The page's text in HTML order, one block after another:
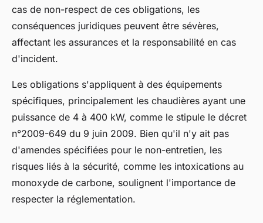
cas de non-respect de ces obligations, les
conséquences juridiques peuvent être sévères,
affectant les assurances et la responsabilité en cas
d'incident.
Les obligations s'appliquent à des équipements
spécifiques, principalement les chaudières ayant une
puissance de 4 à 400 kW, comme le stipule le décret
n°2009-649 du 9 juin 2009. Bien qu'il n'y ait pas
d'amendes spécifiées pour le non-entretien, les
risques liés à la sécurité, comme les intoxications au
monoxyde de carbone, soulignent l'importance de
respecter la réglementation.